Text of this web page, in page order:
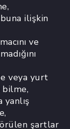
ilişkin
ve
veya yurt
bilme,
şartlar